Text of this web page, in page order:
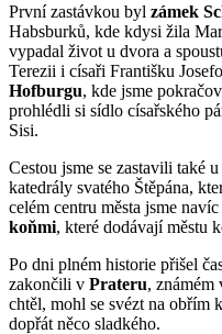
První zastávkou byl zámek
Habsburků, kde kdysi žila
vypadal život u dvora a
Terezii i císaři Františku
Hofburgu, kde jsme
prohlédli si sídlo císařského
Sisi.
Cestou jsme se zastavili také
katedrály svatého Štěpána,
celém centru města jsme
koňmi, které dodávají městu
Po dni plném historie přišel
zakončili v Prateru, známém
chtěl, mohl se svézt na obřím
dopřát něco sladkého.